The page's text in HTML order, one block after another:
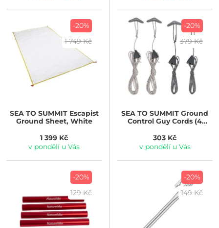
-20%
1 749 Kč
SEA TO SUMMITEscapist
Ground Sheet, White
1 399 Kč
v pondělí u Vás
-20%
379 Kč
SEA TO SUMMIT Ground
Control Guy Cords (4
303 Kč
v pondělí u Vás
-20%
129 Kč
-20%
149 Kč